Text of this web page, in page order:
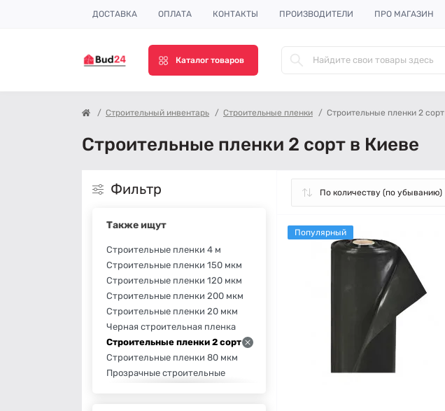
ДОСТАВКА ОПЛАТА КОНТАКТЫ ПРОИЗВОДИТЕЛИ ПРО МАГАЗИН
Каталог товаров
Строительный инвентарь Строительные пленки Строительные пленки 2 сорт
Строительные пленки 2 сорт в Киеве
Фильтр
Также ищут
Строительные пленки 4 м
Строительные пленки 150 мкм
Строительные пленки 120 мкм
Строительные пленки 200 мкм
Строительные пленки 20 мкм
Черная строительная пленка
Строительные пленки 2 сорт
Строительные пленки 80 мкм
Прозрачные строительные
Популярный